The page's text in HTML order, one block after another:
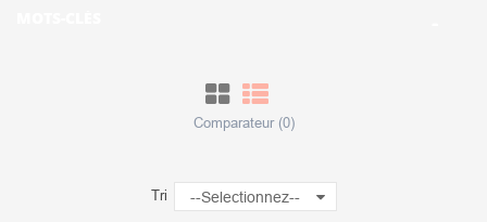
Comparateur (0)
Tri --Selectionnez--